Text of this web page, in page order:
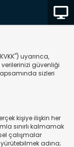
uyarınca,
güvenliği
sizleri
kişiye ilişkin her
sınırlı kalmamak
çalışmalar
adına;